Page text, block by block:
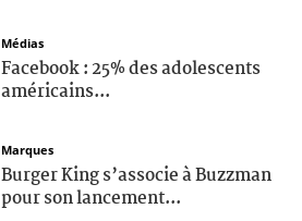
Médias
Facebook : 25% des adolescents
américains...
Marques
Burger King s’associe à Buzzman
pour son lancement...